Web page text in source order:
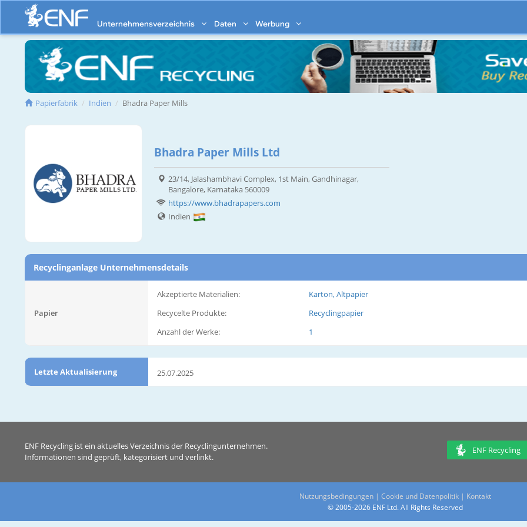
Unternehmensverzeichnis Daten Werbung
Papierfabrik Indien Bhadra Paper Mills
Bhadra Paper Mills Ltd
23/14, Jalashambhavi Complex, 1st Main, Gandhinagar,
Bangalore, Karnataka 560009
https://www.bhadrapapers.com
Indien
Recyclinganlage Unternehmensdetails
Papier
Akzeptierte Materialien:
Karton, Altpapier
Recycelte Produkte:
Recyclingpapier
Anzahl der Werke:
1
Letzte Aktualisierung 25.07.2025
ENF Recycling ist ein aktuelles Verzeichnis der Recyclingunternehmen.
Informationen sind geprüft, kategorisiert und verlinkt.
ENF Recycling
Nutzungsbedingungen | Cookie und Datenpolitik | Kontakt
© 2005-2026 ENF Ltd. All Rights Reserved